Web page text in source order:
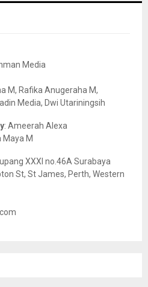
Media
M, Rafika Anugeraha M,
Media, Dwi Utariningsih
: Ameerah Alexa
Maya M
XXXI no.46A Surabaya
St, St James, Perth, Western